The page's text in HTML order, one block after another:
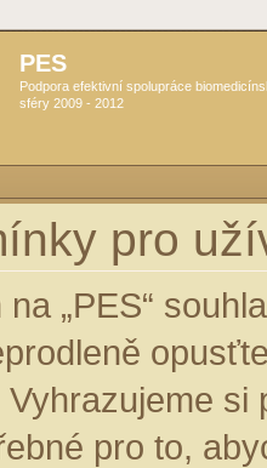
PES
Podpora efektivní spolupráce
sféry 2009 - 2012
pro
„PES“
pro to,